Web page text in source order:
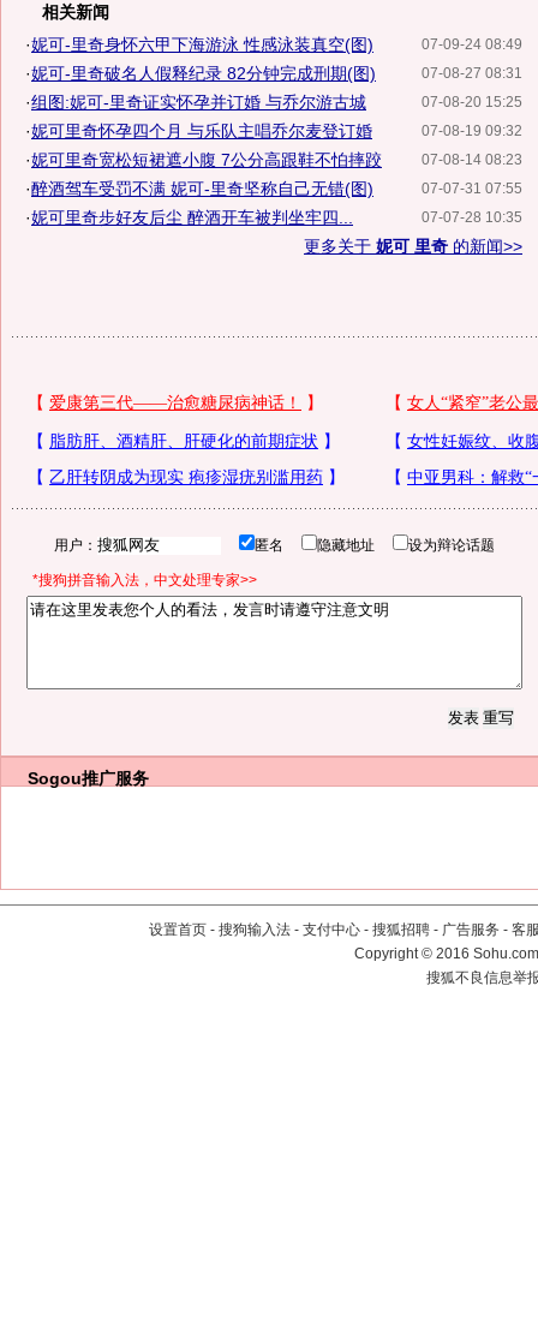
相关新闻
07-09-24 08:49
·妮可-里奇身怀六甲下海游泳 性感泳装真空(图)
07-08-27 08:31
·妮可-里奇破名人假释纪录 82分钟完成刑期(图)
07-08-20 15:25
·组图:妮可-里奇证实怀孕并订婚 与乔尔游古城
07-08-19 09:32
·妮可里奇怀孕四个月 与乐队主唱乔尔麦登订婚
07-08-14 08:23
·妮可里奇宽松短裙遮小腹 7公分高跟鞋不怕摔跤
07-07-31 07:55
·醉酒驾车受罚不满 妮可-里奇坚称自己无错(图)
07-07-28 10:35
·妮可里奇步好友后尘 醉酒开车被判坐牢四...
更多关于 妮可 里奇 的新闻>>
用户： 匿名 隐藏地址 设为辩论话题
*搜狗拼音输入法，中文处理专家>>
Sogou推广服务
设置首页 - 搜狗输入法 - 支付中心 - 搜狐招聘 - 广告服务 - 客
Copyright©2016
搜狐不良信息举